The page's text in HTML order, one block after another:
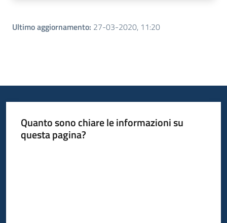
Ultimo aggiornamento: 27-03-2020, 11:20
Quanto sono chiare le informazioni su
questa pagina?